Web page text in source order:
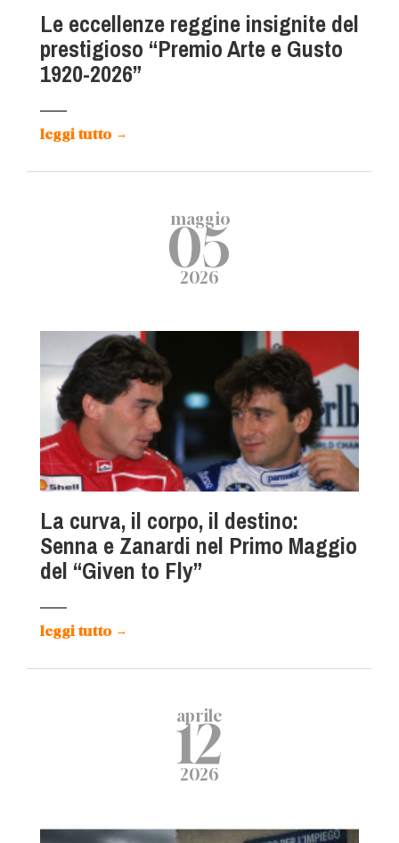
Le eccellenze reggine insignite del
prestigioso “Premio Arte e Gusto
1920-2026”
leggi tutto →
maggio
05
2026
La curva, il corpo, il destino:
Senna e Zanardi nel Primo Maggio
del “Given to Fly”
leggi tutto →
aprile
12
2026